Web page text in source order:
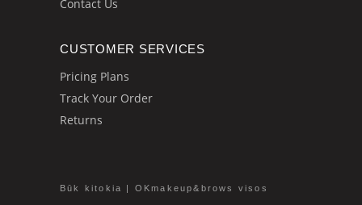
Contact Us
CUSTOMER SERVICES
Pricing Plans
Track Your Order
Returns
Būk kitokia | OKmakeup&brows visos